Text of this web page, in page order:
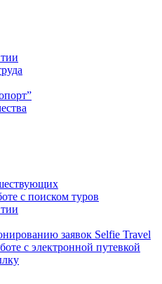
с поиском туров
заявок Selfie Travel
с электронной путевкой